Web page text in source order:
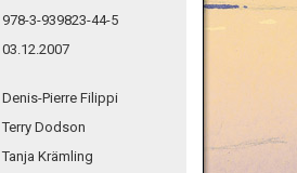
978-3-939823-44-5
03.12.2007
Denis-Pierre Filippi
Terry Dodson
Tanja Krämling